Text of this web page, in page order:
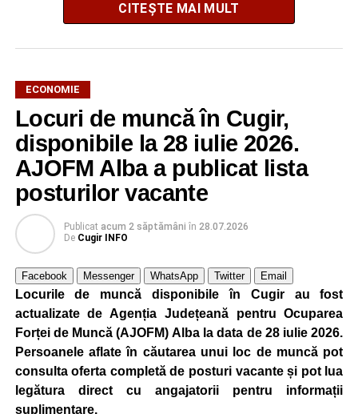
AJOFM Alba a publicat lista locurilor de muncă vacante
din orașul Cugir, valabilă la data de4 august 2026
Oferta cuprinde posturi din mai multe domenii de
activitate, fiind adresată atât persoanelor cu experiență,
cât și celor aflate la început de carieră.
Cei interesați pot consulta toate locurile de muncă
disponibile accesând platforma oficială ANOFM,
selectând AJOFM Alba, apoi secțiunea„Persoane fizice
– Locuri de muncă vacante”. De asemenea, informații
pot fi obținute direct de la sediul AJOFM Alba sau de la
agenția teritorială de care aparține persoana aflată în
căutarea unui loc de muncă.
Lista publicată de AJOFM Alba include, pe lângă
denumirea posturilor vacante din Cugir, și datele de
CITEȘTE MAI MULT
ECONOMIE
Locuri de muncă în Cugir,
disponibile la 28 iulie 2026.
AJOFM Alba a publicat lista
posturilor vacante
Publicat acum 2 săptămâni în 28.07.2026
De Cugir INFO
Facebook Messenger WhatsApp Twitter Email
Locurile de muncă disponibile în Cugir au fost
actualizate de Agenția Județeană pentru Ocuparea
Forței de Muncă (AJOFM) Alba la data de 28 iulie 2026.
Persoanele aflate în căutarea unui loc de muncă pot
consulta oferta completă de posturi vacante și pot lua
legătura direct cu angajatorii pentru informații
suplimentare.